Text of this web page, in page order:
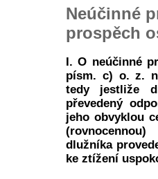
Neúčinné
prospěch
I. O neúčinné
písm. c) o. z.
tedy jestliže
převedený
jeho obvyklou
dlužníka
ke ztížení